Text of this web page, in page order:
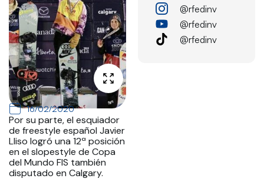
16/02/2020
Por su parte, el esquiador
de freestyle español Javier
Lliso logró una 12ª posición
en el slopestyle de Copa
del Mundo FIS también
disputado en Calgary.
@rfedinv
@rfedinv
@rfedinv